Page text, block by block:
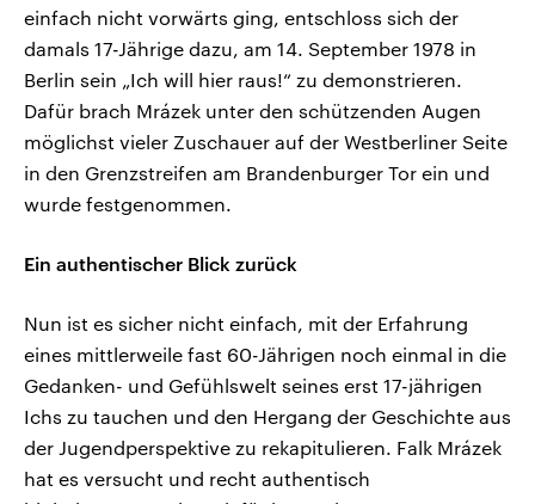
einfach nicht vorwärts ging, entschloss sich der
damals 17-Jährige dazu, am 14. September 1978 in
Berlin sein „Ich will hier raus!“ zu demonstrieren.
Dafür brach Mrázek unter den schützenden Augen
möglichst vieler Zuschauer auf der Westberliner Seite
in den Grenzstreifen am Brandenburger Tor ein und
wurde festgenommen.
Ein authentischer Blick zurück
Nun ist es sicher nicht einfach, mit der Erfahrung
eines mittlerweile fast 60-Jährigen noch einmal in die
Gedanken- und Gefühlswelt seines erst 17-jährigen
Ichs zu tauchen und den Hergang der Geschichte aus
der Jugendperspektive zu rekapitulieren. Falk Mrázek
hat es versucht und recht authentisch